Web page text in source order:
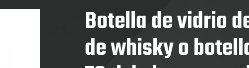
de vidrio de bebidas espirituosas
de vidrio de bebidas espirituosas
de vidrio de bebidas espirituosas
Botella de vidrio
de whisky o